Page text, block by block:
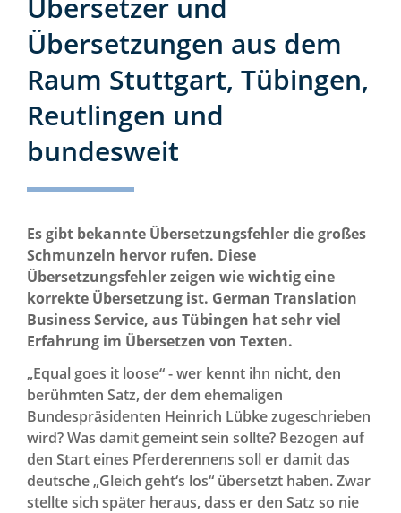
Übersetzer und
Übersetzungen aus dem
Raum Stuttgart, Tübingen,
Reutlingen und
bundesweit
Es gibt bekannte Übersetzungsfehler die großes
Schmunzeln hervor rufen. Diese
Übersetzungsfehler zeigen wie wichtig eine
korrekte Übersetzung ist. German Translation
Business Service, aus Tübingen hat sehr viel
Erfahrung im Übersetzen von Texten.
„Equal goes it loose“ - wer kennt ihn nicht, den
berühmten Satz, der dem ehemaligen
Bundespräsidenten Heinrich Lübke zugeschrieben
wird? Was damit gemeint sein sollte? Bezogen auf
den Start eines Pferderennens soll er damit das
deutsche „Gleich geht‘s los“ übersetzt haben. Zwar
stellte sich später heraus, dass er den Satz so nie